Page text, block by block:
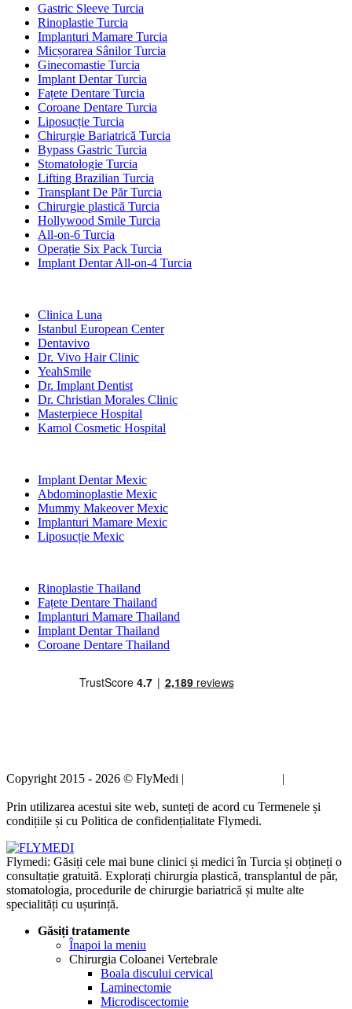
Gastric Sleeve Turcia
Rinoplastie Turcia
Implanturi Mamare Turcia
Micșorarea Sânilor Turcia
Ginecomastie Turcia
Implant Dentar Turcia
Fațete Dentare Turcia
Coroane Dentare Turcia
Liposucție Turcia
Chirurgie Bariatrică Turcia
Bypass Gastric Turcia
Stomatologie Turcia
Lifting Brazilian Turcia
Transplant De Păr Turcia
Chirurgie plastică Turcia
Hollywood Smile Turcia
All-on-6 Turcia
Operație Six Pack Turcia
Implant Dentar All-on-4 Turcia
Clinica Luna
Istanbul European Center
Dentavivo
Dr. Vivo Hair Clinic
YeahSmile
Dr. Implant Dentist
Dr. Christian Morales Clinic
Masterpiece Hospital
Kamol Cosmetic Hospital
Implant Dentar Mexic
Abdominoplastie Mexic
Mummy Makeover Mexic
Implanturi Mamare Mexic
Liposucție Mexic
Rinoplastie Thailand
Fațete Dentare Thailand
Implanturi Mamare Thailand
Implant Dentar Thailand
Coroane Dentare Thailand
Copyright 2015 - 2026 © FlyMedi | |
Prin utilizarea acestui site web, sunteți de acord cu Termenele și
condițiile și cu Politica de confidențialitate Flymedi.
Flymedi: Găsiți cele mai bune clinici și medici în Turcia și obțineți o
consultație gratuită. Explorați chirurgia plastică, transplantul de păr,
stomatologia, procedurile de chirurgie bariatrică și multe alte
specialități cu ușurință.
Găsiți tratamente
Înapoi la meniu
Chirurgia Coloanei Vertebrale
Boala discului cervical
Laminectomie
Microdiscectomie